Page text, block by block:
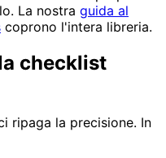
La nostra guida al
coprono l'intera libreria.
checklist
ripaga la precisione. In